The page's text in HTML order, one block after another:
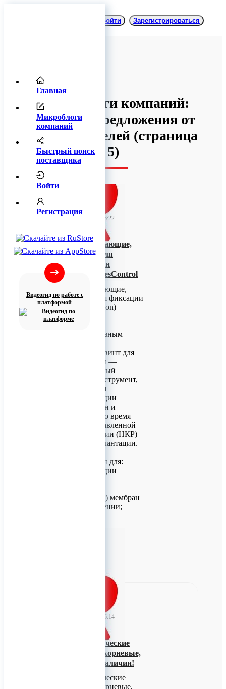
Главная
Микроблоги
компаний
Быстрый поиск
поставщика
Войти
Регистрация
Видеогид по работе с
платформой
Войти Зарегистрироваться
Микроблоги компаний:
товары и предложения от
производителей(cтраница
5)
23 июня 2026 06:22
Винты самонарезающие,
самосверлящие для
фиксации мембран
(Endocarbon) BonesControl
Винты самонарезающие,
самосверлящие для фиксации
мембран (Endocarbon)
BonesControl
Винт с крестообразным
Самонарезающий винт для
фиксации мембран —
специализированный
хирургический инструмент,
разработанный для
стабильной фиксации
барьерных мембран и
титановых сеток во время
операций по направленной
костной регенерации (НКР)
и дентальной имплантации.
Винт предназначен для:
стабильной фиксации
(рассасывающихся) мембран
в заданном положении;
19 июня 2026 06:14
Винты ортодонтические
Endocarbon (межкорневые,
подскуловые) В наличии!
Винты ортодонтические
Endocarbon (межкорневые,